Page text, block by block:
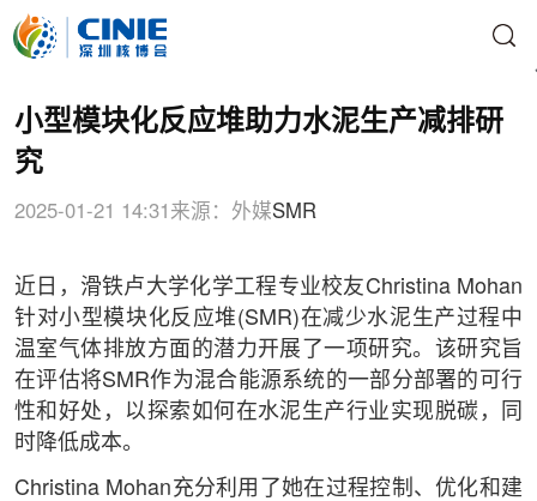
小型模块化反应堆助力水泥生产减排研
究
2025-01-21 14:31 来源：外媒SMR
近日，滑铁卢大学化学工程专业校友Christina Mohan
针对小型模块化反应堆(SMR)在减少水泥生产过程中
温室气体排放方面的潜力开展了一项研究。该研究旨
在评估将SMR作为混合能源系统的一部分部署的可行
性和好处，以探索如何在水泥生产行业实现脱碳，同
时降低成本。
Christina Mohan充分利用了她在过程控制、优化和建